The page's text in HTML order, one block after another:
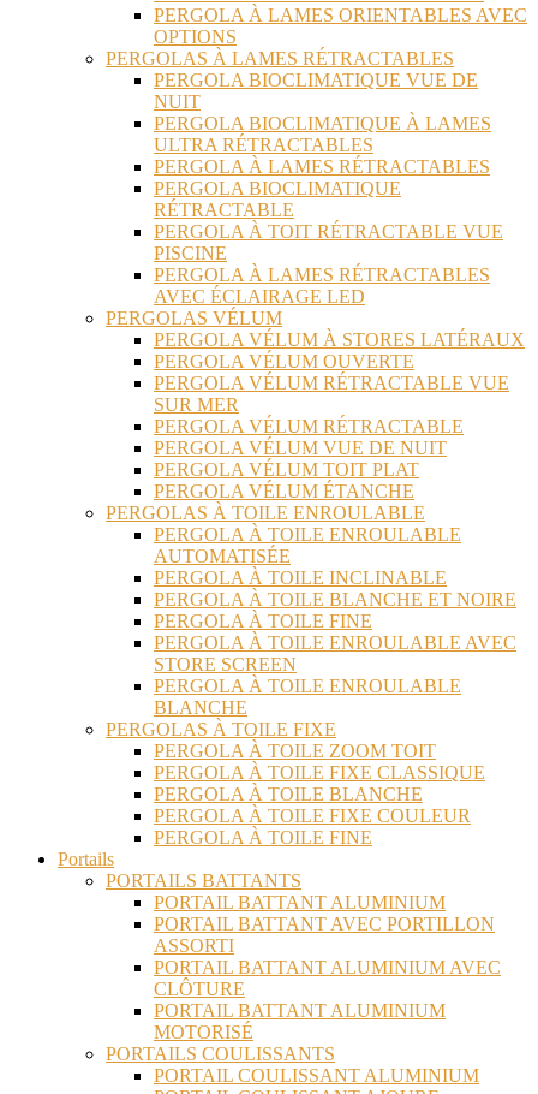
PERGOLA À LAMES ORIENTABLES AVEC
OPTIONS
PERGOLAS À LAMES RÉTRACTABLES
PERGOLA BIOCLIMATIQUE VUE DE
NUIT
PERGOLA BIOCLIMATIQUE À LAMES
ULTRA RÉTRACTABLES
PERGOLA À LAMES RÉTRACTABLES
PERGOLA BIOCLIMATIQUE
RÉTRACTABLE
PERGOLA À TOIT RÉTRACTABLE VUE
PISCINE
PERGOLA À LAMES RÉTRACTABLES
AVEC ÉCLAIRAGE LED
PERGOLAS VÉLUM
PERGOLA VÉLUM À STORES LATÉRAUX
PERGOLA VÉLUM OUVERTE
PERGOLA VÉLUM RÉTRACTABLE VUE
SUR MER
PERGOLA VÉLUM RÉTRACTABLE
PERGOLA VÉLUM VUE DE NUIT
PERGOLA VÉLUM TOIT PLAT
PERGOLA VÉLUM ÉTANCHE
PERGOLAS À TOILE ENROULABLE
PERGOLA À TOILE ENROULABLE
AUTOMATISÉE
PERGOLA À TOILE INCLINABLE
PERGOLA À TOILE BLANCHE ET NOIRE
PERGOLA À TOILE FINE
PERGOLA À TOILE ENROULABLE AVEC
STORE SCREEN
PERGOLA À TOILE ENROULABLE
BLANCHE
PERGOLAS À TOILE FIXE
PERGOLA À TOILE ZOOM TOIT
PERGOLA À TOILE FIXE CLASSIQUE
PERGOLA À TOILE BLANCHE
PERGOLA À TOILE FIXE COULEUR
PERGOLA À TOILE FINE
Portails
PORTAILS BATTANTS
PORTAIL BATTANT ALUMINIUM
PORTAIL BATTANT AVEC PORTILLON
ASSORTI
PORTAIL BATTANT ALUMINIUM AVEC
CLÔTURE
PORTAIL BATTANT ALUMINIUM
MOTORISÉ
PORTAILS COULISSANTS
PORTAIL COULISSANT ALUMINIUM